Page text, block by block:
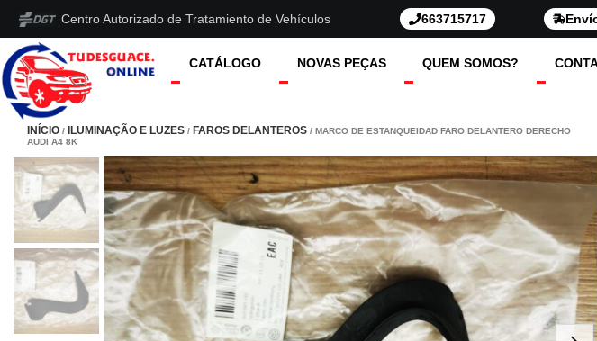
Centro Autorizado de Tratamiento de Vehículos 663715717
CATÁLOGO NOVAS PEÇAS QUEM SOMOS?
INÍCIO / ILUMINAÇÃO E LUZES / FAROS DELANTEROS / MARCO DE ESTANQUEIDAD FARO DELANTERO DERECHO
AUDI A4 8K